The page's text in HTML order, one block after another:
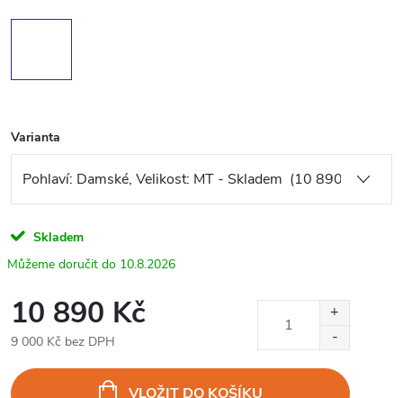
Varianta
Skladem
10.8.2026
10 890 Kč
9 000 Kč bez DPH
cena:
VLOŽIT DO KOŠÍKU